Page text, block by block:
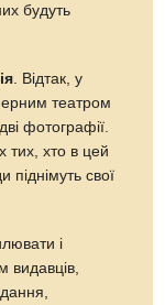
будуть
. Відтак, у
театром
фотографії.
тих, хто в цей
піднімуть свої
і